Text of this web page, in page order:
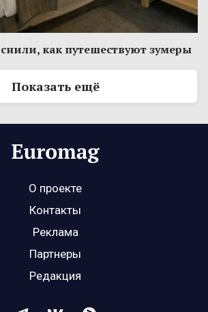
как путешествуют зумеры
Показать ещё
О проекте
Контакты
Реклама
Партнеры
Редакция